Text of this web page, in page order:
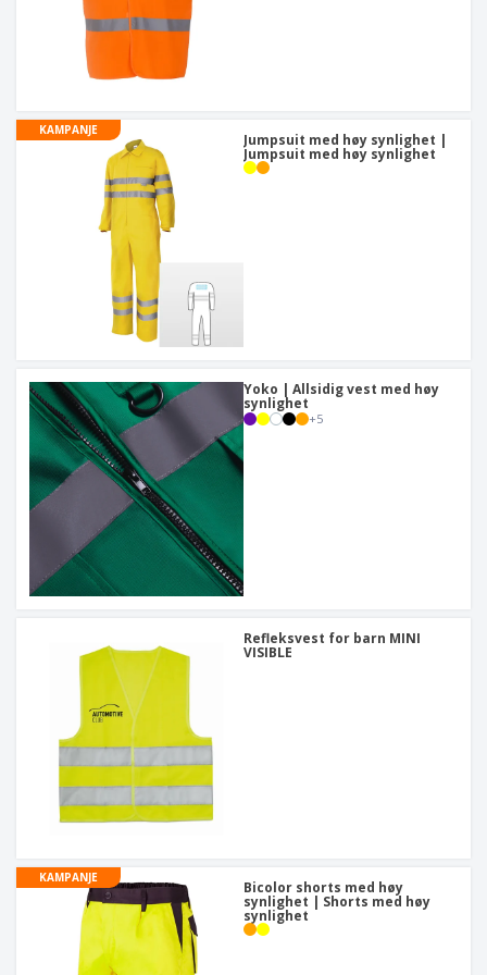
KAMPANJE
Jumpsuit med høy synlighet |
Jumpsuit med høy synlighet
Yoko | Allsidig vest med høy
synlighet
+5
Refleksvest for barn MINI
VISIBLE
KAMPANJE
Bicolor shorts med høy
synlighet | Shorts med høy
synlighet